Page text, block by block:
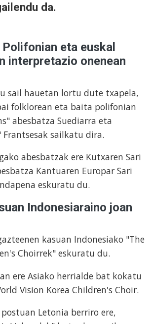
da.
eta euskal
interpretazio onenean
sail hauetan lortu dute txapela,
folklorean eta baita polifonian
abesbatza Suediarra eta
sailkatu dira.
abesbatzak ere Kutxaren Sari
Kantuaren Europar Sari
eskuratu du.
Indonesiaraino joan
kasuan Indonesiako "The
Choirrek" eskuratu du.
ere Asiako herrialde bat kokatu
Vision Korea Children's Choir.
Letonia berriro ere,